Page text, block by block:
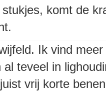
stukjes, komt de
Ik vind
al teveel in
vrij korte